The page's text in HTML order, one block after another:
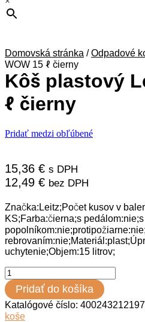
Domovská stránka /Odpadové
WOW 15 ℓ čierny
Kôš plastový
ℓ čierny
Pridať medzi obľúbené
15,36 € s DPH
12,49 € bez DPH
Značka:Leitz;Počet kusov v
KS;Farba:čierna;s pedálom:nie;s
uchytenie;Objem:15 litrov;
množstvo
Kôš
plastový
Leitz
WOW
Pridať do košíka
Katalógové číslo:
koše